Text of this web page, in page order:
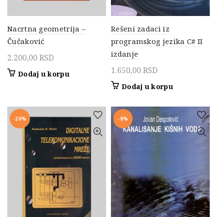
Nacrtna geometrija –
Čučaković
2.200,00RSD
Dodaj u korpu
Rešeni zadaci iz
programskog jezika C# II
izdanje
1.650,00RSD
Dodaj u korpu
-20% -8%